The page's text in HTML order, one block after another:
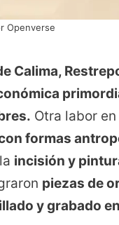
Openverse
Calima,
Otra labor en
formas
incisión y
piezas de
y grabado